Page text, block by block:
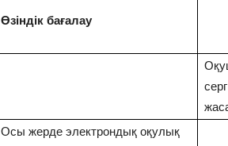
Өзіндік бағалау
Осы жерде электрондық оқулық